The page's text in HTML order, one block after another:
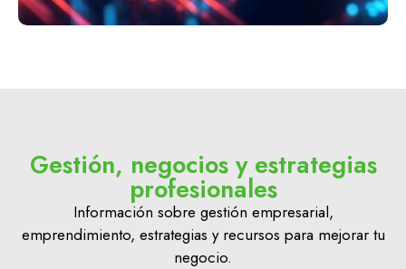
Gestión, negocios y estrategias
profesionales
Información sobre gestión empresarial,
emprendimiento, estrategias y recursos para mejorar tu
negocio.